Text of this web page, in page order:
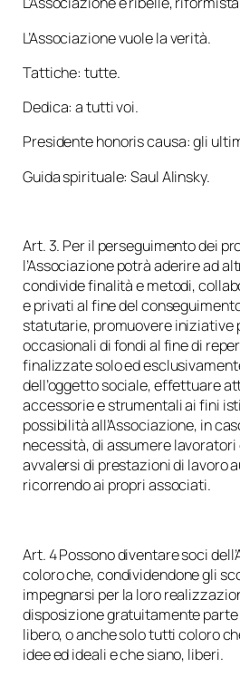
L’Associazione vuole la verità.
Tattiche: tutte.
Dedica: a tutti voi.
Presidente honoris causa: gli
Guida spirituale: Saul Alinsky.
Art. 3. Per il perseguimento dei
l’Associazione potrà aderire ad
condivide finalità e metodi,
e privati al fine del
statutarie, promuovere iniziative
occasionali di fondi al fine di
finalizzate solo ed
dell’oggetto sociale, effettuare
accessorie e strumentali ai fini
possibilità all’Associazione, in
necessità, di assumere lavoratori
avvalersi di prestazioni di lavoro
ricorrendo ai propri associati.
Art. 4 Possono diventare soci
coloro che, condividendone gli
impegnarsi per la loro
disposizione gratuitamente
libero, o anche solo tutti coloro
idee ed ideali e che siano, liberi.